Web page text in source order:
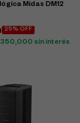
Midas DM12
25% OFF
350,000 sin interés